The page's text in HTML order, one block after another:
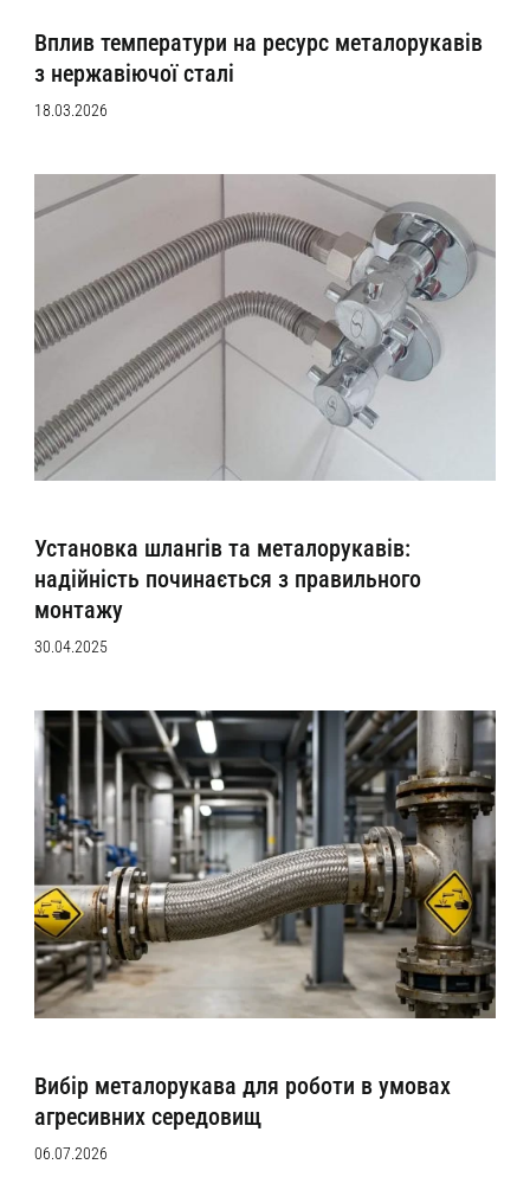
Вплив температури на ресурс металорукавів
з нержавіючої сталі
18.03.2026
Установка шлангів та металорукавів:
надійність починається з правильного
монтажу
30.04.2025
Вибір металорукава для роботи в умовах
агресивних середовищ
06.07.2026